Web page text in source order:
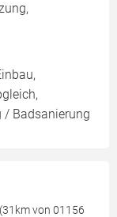
/ Badsanierung
von 01156